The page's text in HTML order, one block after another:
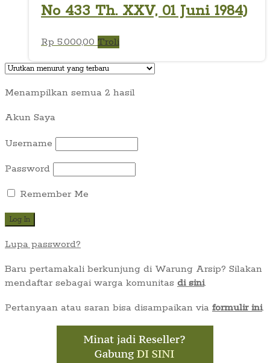
No 433 Th. XXV, 01 Juni 1984)
Rp 5.000,00 Troli
Menampilkan semua 2 hasilDiurutkan
Akun Saya
Username
Password
Remember Me
Lupa password?
Baru pertamakali berkunjung di Warung Arsip? Silakan
mendaftar sebagai warga komunitas di sini.
Pertanyaan atau saran bisa disampaikan via formulir ini.